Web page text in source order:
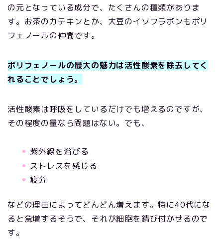
の元となっている成分で、たくさんの種類がありま
す。お茶のカテキンとか、大豆のイソフラボンもポリ
フェノールの仲間です。
ポリフェノールの最大の魅力は活性酸素を除去してく
れることでしょう。
活性酸素は呼吸をしているだけでも増えるのですが、
その程度の量なら問題はない。でも、
紫外線を浴びる
ストレスを感じる
疲労
などの理由によってどんどん増えます。特に40代にな
ると急増するそうで、それが細胞を錆び付かせるので
す。